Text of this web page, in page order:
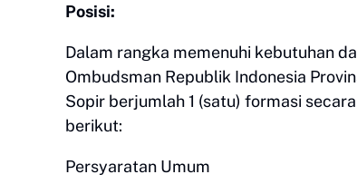
Posisi:
Dalam rangka memenuhi kebutuhan
Ombudsman Republik Indonesia
Sopir berjumlah 1 (satu) formasi
berikut:
Persyaratan Umum